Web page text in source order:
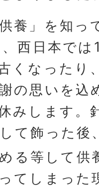
養」を知っ
西日本で
くなったり
の思いを込
みします。
て飾った後
る等して供
てしまった